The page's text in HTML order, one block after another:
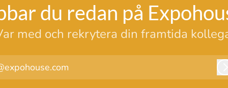
du redan på
med och rekrytera din framtida